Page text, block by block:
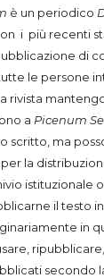
è un periodico
i più recenti
di
le persone
rivista
a Picenum
scritto, ma
la
istituzionale
il testo
in
secondo